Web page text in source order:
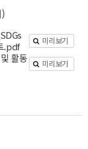
.pdf
미리보기
활동
미리보기